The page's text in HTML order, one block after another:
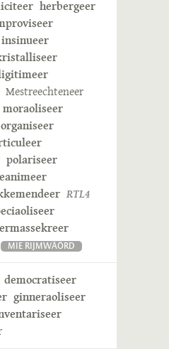
herbergeer
insinueer
Mestreechteneer
moraoliseer
organiseer
polariseer
RTL4
MIE RIJMWÄÖRD
democratiseer
ginneraoliseer